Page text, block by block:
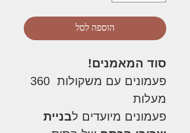
הוספה לסל
סוד המאמנים!
פעמונים עם משקולות 360
מעלות
פעמונים מיועדים לבניית